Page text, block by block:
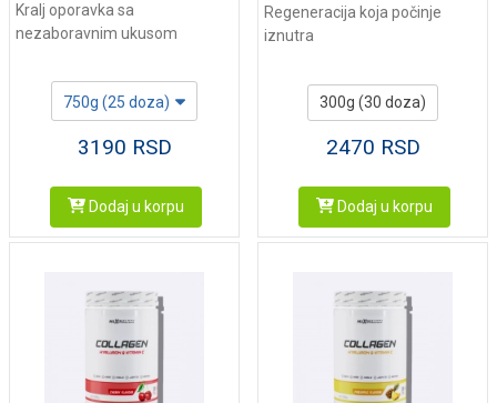
Kralj oporavka sa
nezaboravnim ukusom
750g (25 doza)
3190 RSD
Dodaj u korpu
Regeneracija koja počinje
iznutra
300g (30 doza)
2470 RSD
Dodaj u korpu